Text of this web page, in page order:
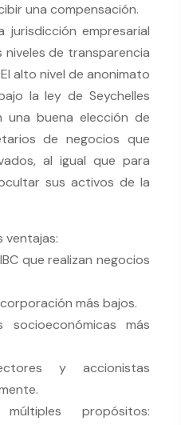
una compensación.
jurisdicción empresarial
de transparencia
alto nivel de anonimato
la ley de Seychelles
una buena elección de
de negocios que
al igual que para
sus activos de la
ventajas:
que realizan negocios
más bajos.
más
y accionistas
propósitos: